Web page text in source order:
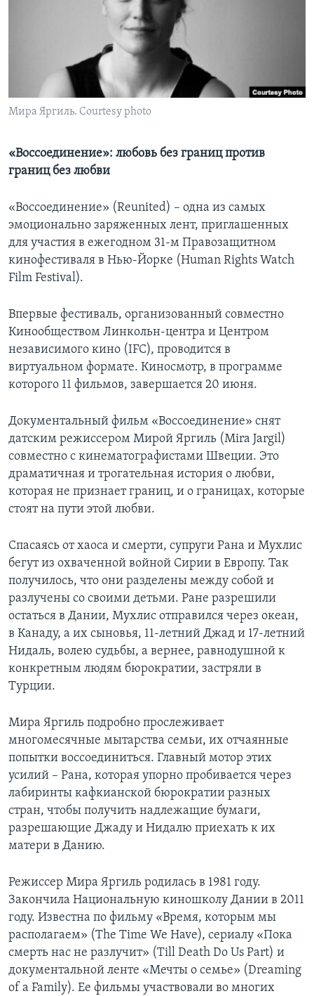
СОЦИАЛЬНЫЕ СЕТИ
Мира Яргиль. Courtesy photo
«Воссоединение»: любовь без границ против
границ без любви
«Воссоединение» (Reunited) – одна из самых
эмоционально заряженных лент, приглашенных
для участия в ежегодном 31-м Правозащитном
кинофестиваля в Нью-Йорке (Human Rights Watch
Film Festival).
Впервые фестиваль, организованный совместно
Кинообществом Линкольн-центра и Центром
независимого кино (IFC), проводится в
виртуальном формате. Киносмотр, в программе
которого 11 фильмов, завершается 20 июня.
Документальный фильм «Воссоединение» снят
датским режиссером Мирой Яргиль (Mira Jargil)
совместно с кинематографистами Швеции. Это
драматичная и трогательная история о любви,
которая не признает границ, и о границах, которые
стоят на пути этой любви.
Спасаясь от хаоса и смерти, супруги Рана и Мухлис
бегут из охваченной войной Сирии в Европу. Так
получилось, что они разделены между собой и
разлучены со своими детьми. Ране разрешили
остаться в Дании, Мухлис отправился через океан,
в Канаду, а их сыновья, 11-летний Джад и 17-летний
Нидаль, волею судьбы, а вернее, равнодушной к
конкретным людям бюрократии, застряли в
Турции.
Мира Яргиль подробно прослеживает
многомесячные мытарства семьи, их отчаянные
попытки воссоединиться. Главный мотор этих
усилий – Рана, которая упорно пробивается через
лабиринты кафкианской бюрократии разных
стран, чтобы получить надлежащие бумаги,
разрешающие Джаду и Нидалю приехать к их
матери в Данию.
Режиссер Мира Яргиль родилась в 1981 году.
Закончила Национальную киношколу Дании в 2011
году. Известна по фильму «Время, которым мы
располагаем» (The Time We Have), сериалу «Пока
смерть нас не разлучит» (Till Death Do Us Part) и
документальной ленте «Мечты о семье» (Dreaming
of a Family). Ее фильмы участвовали во многих